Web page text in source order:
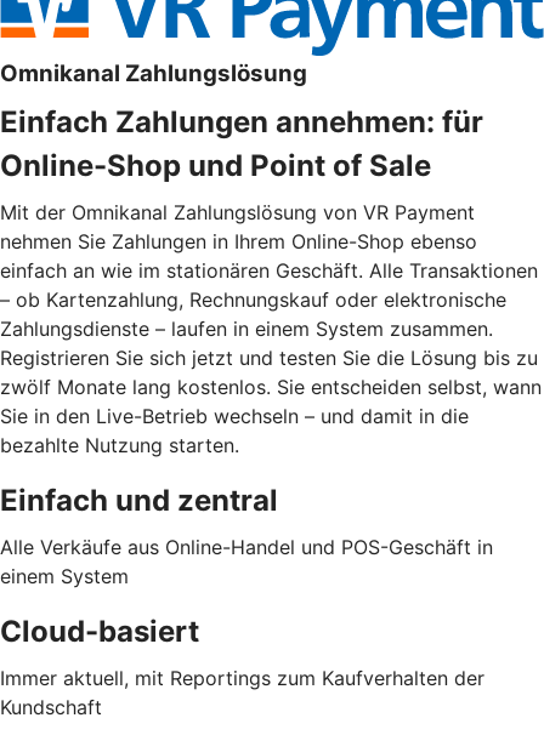
Omnikanal Zahlungslösung
Einfach Zahlungen annehmen: für
Online-Shop und Point of Sale
Mit der Omnikanal Zahlungslösung von VR Payment
nehmen Sie Zahlungen in Ihrem Online-Shop ebenso
einfach an wie im stationären Geschäft. Alle Transaktionen
– ob Kartenzahlung, Rechnungskauf oder elektronische
Zahlungsdienste – laufen in einem System zusammen.
Registrieren Sie sich jetzt und testen Sie die Lösung bis zu
zwölf Monate lang kostenlos. Sie entscheiden selbst, wann
Sie in den Live-Betrieb wechseln – und damit in die
bezahlte Nutzung starten.
Einfach und zentral
Alle Verkäufe aus Online-Handel und POS-Geschäft in
einem System
Cloud-basiert
Immer aktuell, mit Reportings zum Kaufverhalten der
Kundschaft